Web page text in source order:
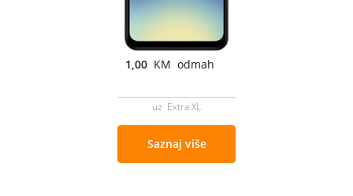
1,00 KM odmah
uz Extra XL
Saznaj više